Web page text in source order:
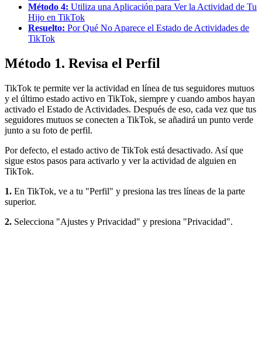
Método 4: Utiliza una Aplicación para Ver la Actividad de Tu
Hijo en TikTok
Resuelto: Por Qué No Aparece el Estado de Actividades de
TikTok
Método 1. Revisa el Perfil
TikTok te permite ver la actividad en línea de tus seguidores mutuos
y el último estado activo en TikTok, siempre y cuando ambos hayan
activado el Estado de Actividades. Después de eso, cada vez que tus
seguidores mutuos se conecten a TikTok, se añadirá un punto verde
junto a su foto de perfil.
Por defecto, el estado activo de TikTok está desactivado. Así que
sigue estos pasos para activarlo y ver la actividad de alguien en
TikTok.
1. En TikTok, ve a tu "Perfil" y presiona las tres líneas de la parte
superior.
2. Selecciona "Ajustes y Privacidad" y presiona "Privacidad".